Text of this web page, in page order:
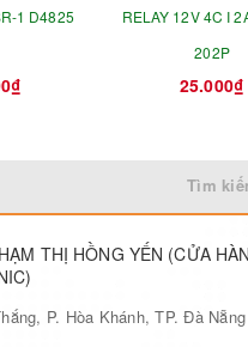
1 D4825
RELAY 12V 4C I
202P
25.000₫
Tìm
THỊ HỒNG YẾN (CỬA
P. Hòa Khánh, TP. Đà Nẵng